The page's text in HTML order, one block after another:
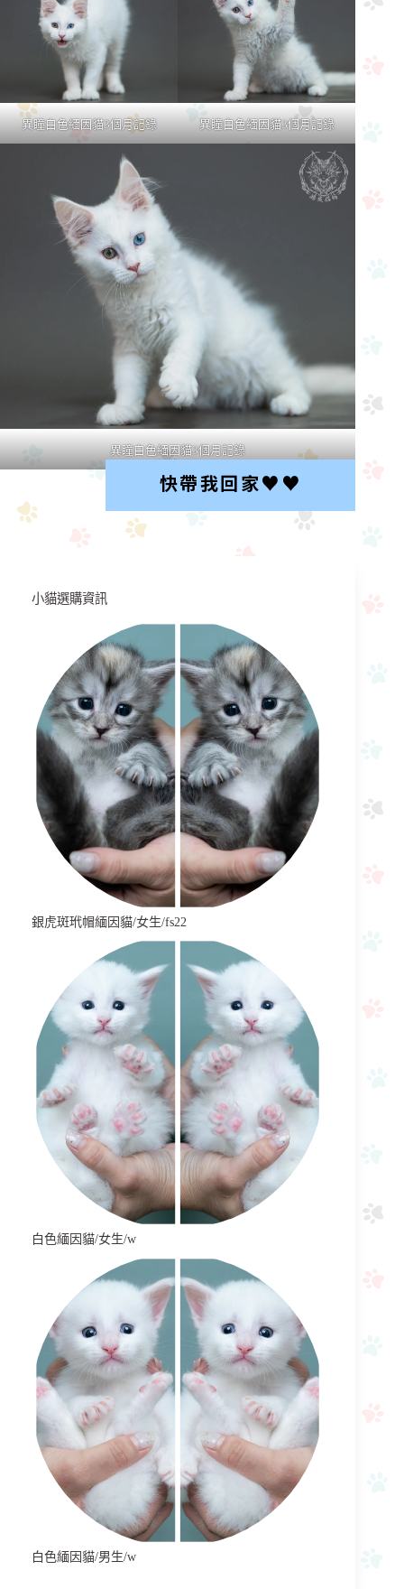
異瞳白色緬因貓3個月記錄 異瞳白色緬因貓3個月記錄
異瞳白色緬因貓3個月記錄
快帶我回家♥︎♥︎
小貓選購資訊
銀虎斑玳帽緬因貓/女生/fs22
白色緬因貓/女生/w
白色緬因貓/男生/w